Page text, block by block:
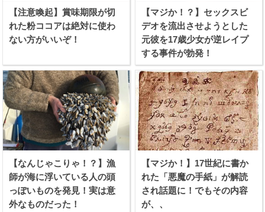
【注意喚起】賞味期限が切
れた粉ココアは絶対に使わ
ない方がいいぞ！
【マジか！？】セックスビ
デオを流出させようとした
元彼を17歳少女が逆レイプ
する事件が勃発！
【なんじゃこりゃ！？】漁
師が海に浮いている人の頭
っぽいものを発見！実は意
外なものだった！
【マジか！】17世紀に書か
れた「悪魔の手紙」が解読
され話題に！でもその内容
が、、